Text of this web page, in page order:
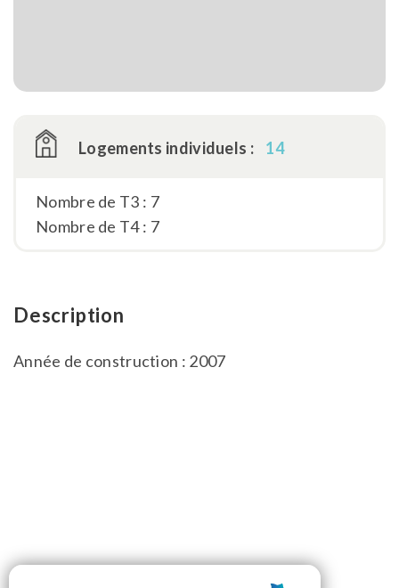
Logements individuels : 14
Nombre de T3 : 7
Nombre de T4 : 7
Description
Année de construction : 2007